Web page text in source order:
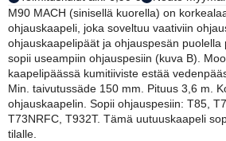
M90 MACH (sinisellä kuorella) on
ohjauskaapeli, joka soveltuu vaativiin
ohjauskaapelipäät ja ohjauspesän puolella
sopii useampiin ohjauspesiin (kuva B).
kaapelipäässä kumitiiviste estää
Min. taivutussäde 150 mm. Pituus 3,6 m.
ohjauskaapelin. Sopii ohjauspesiin: T85,
T73NRFC, T932T. Tämä uutuuskaapeli
tilalle.